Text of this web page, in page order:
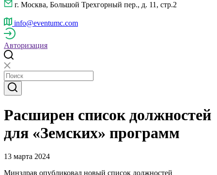
г. Москва, Большой Трехгорный пер., д. 11, стр.2
info@eventumc.com
Авторизация
Расширен список должностей
для «Земских» программ
13 марта 2024
Минздрав опубликовал новый список должностей